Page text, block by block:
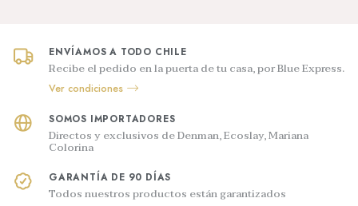
ENVÍAMOS A TODO CHILE
Recibe el pedido en la puerta de tu casa, por Blue Express.
Ver condiciones
SOMOS IMPORTADORES
Directos y exclusivos de Denman, Ecoslay, Mariana
Colorina
GARANTÍA DE 90 DÍAS
Todos nuestros productos están garantizados